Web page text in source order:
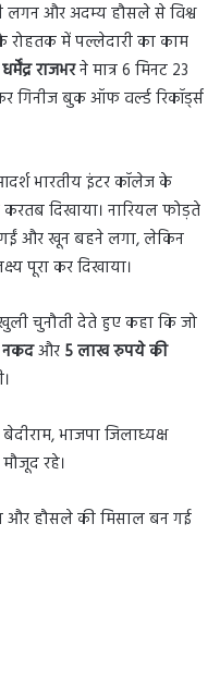
और अदम्य हौसले से विश्व
रोहतक में पल्लेदारी का काम
धर्मेंद्र राजभरने मात्र 6 मिनट 23
गिनीज बुक ऑफ वर्ल्ड रिकॉर्ड्स
भारतीय इंटर कॉलेज के
करतब दिखाया। नारियल फोड़ते
और खून बहने लगा, लेकिन
पूरा कर दिखाया।
खुली चुनौती देते हुए कहा कि जो
नकदऔर 5 लाख रुपये की
भाजपा जिलाध्यक्ष
रहे।
और हौसले की मिसाल बन गई